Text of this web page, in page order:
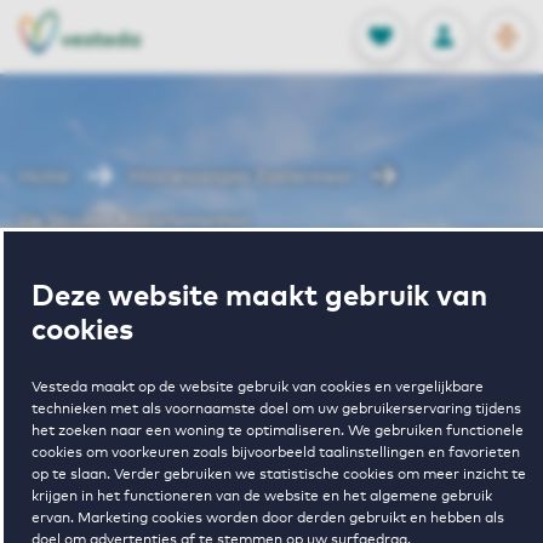
Deze website maakt gebruik van
cookies
Vesteda maakt op de website gebruik van cookies en vergelijkbare
technieken met als voornaamste doel om uw gebruikerservaring tijdens
het zoeken naar een woning te optimaliseren. We gebruiken functionele
cookies om voorkeuren zoals bijvoorbeeld taalinstellingen en favorieten
op te slaan. Verder gebruiken we statistische cookies om meer inzicht te
krijgen in het functioneren van de website en het algemene gebruik
ervan. Marketing cookies worden door derden gebruikt en hebben als
FAVORIETEN
Opgeslagen
INLOGGEN
NL
EN
De Stroken Appartementen
Wonen in De
Stroken
Appartementen